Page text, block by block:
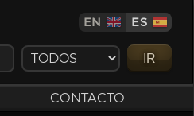
IR
CONTACTO
EN ES